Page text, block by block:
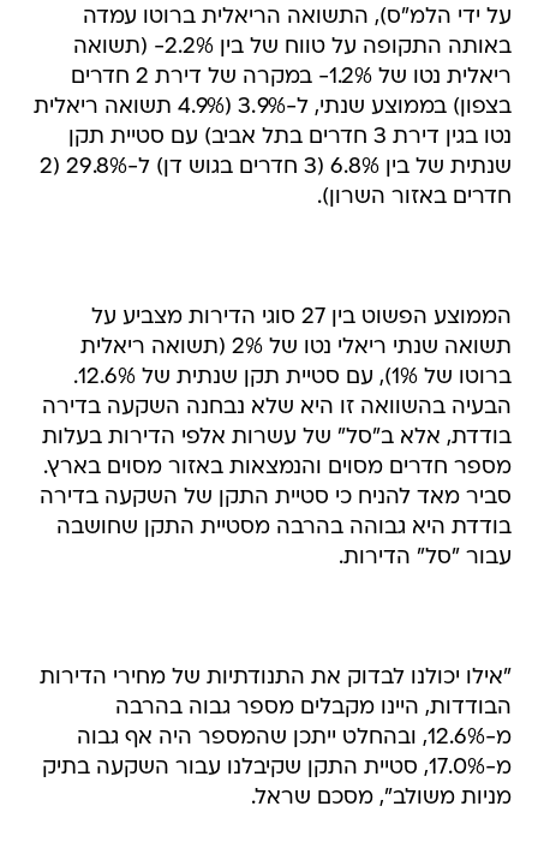
על ידי הלמ"ס), התשואה הריאלית ברוטו עמדה
באותה התקופה על טווח של בין 2.2%- (תשואה
ריאלית נטו של 1.2%- במקרה של דירת 2 חדרים
בצפון) בממוצע שנתי, ל-3.9% (4.9% תשואה ריאלית
נטו בגין דירת 3 חדרים בתל אביב) עם סטיית תקן
שנתית של בין 6.8% (3 חדרים בגוש דן) ל-29.8% (2
חדרים באזור השרון).
הממוצע הפשוט בין 27 סוגי הדירות מצביע על
תשואה שנתי ריאלי נטו של 2% (תשואה ריאלית
ברוטו של 1%), עם סטיית תקן שנתית של 12.6%.
הבעיה בהשוואה זו היא שלא נבחנה השקעה בדירה
בודדת, אלא ב"סל" של עשרות אלפי הדירות בעלות
מספר חדרים מסוים והנמצאות באזור מסוים בארץ.
סביר מאד להניח כי סטיית התקן של השקעה בדירה
בודדת היא גבוהה בהרבה מסטיית התקן שחושבה
עבור "סל" הדירות.
"אילו יכולנו לבדוק את התנודתיות של מחירי הדירות
הבודדות, היינו מקבלים מספר גבוה בהרבה
מ-12.6%, ובהחלט ייתכן שהמספר היה אף גבוה
מ-17.0%, סטיית התקן שקיבלנו עבור השקעה בתיק
מניות משולב", מסכם שראל.